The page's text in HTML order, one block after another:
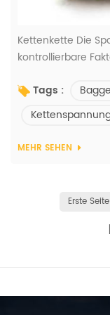
Kettenkette Die
kontrollierbare
2 Zoll. wegen des
sollte Ihre Spuren
Reinigungsspur:
Tags :
MEHR SEHEN
Erste Seite